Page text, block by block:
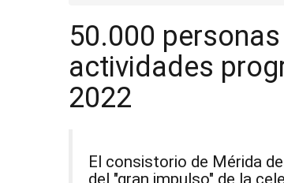
50.000
actividades
2022
El consistorio de Mérida
del "gran impulso" de la